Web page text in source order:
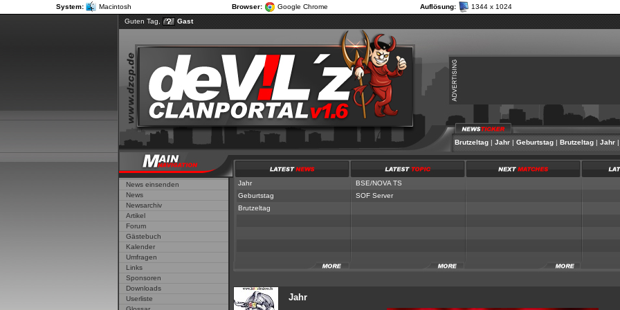
System: Macintosh Browser: Google Chrome Auflösung: 1344 x 1024
Guten Tag,
Gast
Jahr|Geburtstag Brutzeltag|Jahr|Geburtstag|Brutzeltag|Jahr|
News einsenden
News
Newsarchiv
Artikel
Forum
Gästebuch
Kalender
Umfragen
Links
Sponsoren
Downloads
Userliste
Jahr
Geburtstag
Brutzeltag
BSE/NOVA TS
SOF Server
Jahr